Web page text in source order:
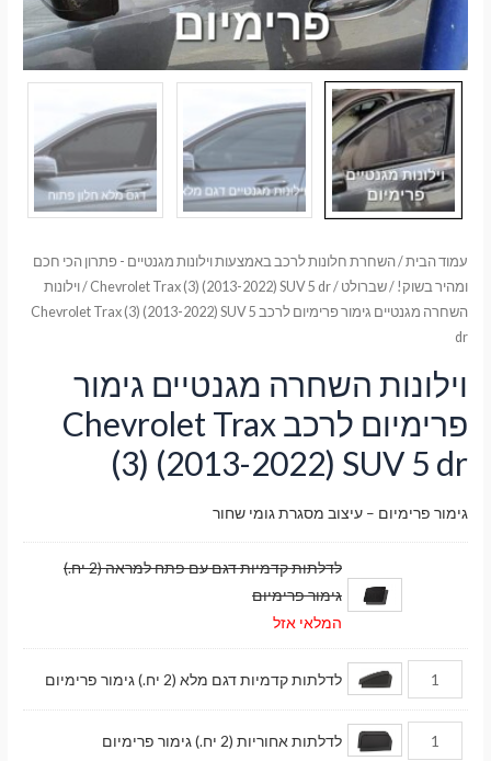
עמוד הבית/השחרת חלונות לרכב באמצעות וילונות מגנטיים - פתרון הכי חכם
ומהיר בשוק! /שברולט /
Chevrolet Trax (3) (2013-2022) SUV 5 dr / וילונות
השחרה מגנטיים גימור פרימיום לרכב Chevrolet Trax (3) (2013-2022) SUV 5
dr
וילונות השחרה מגנטיים גימור
פרימיום לרכב Chevrolet Trax
(3) (2013-2022) SUV 5 dr
גימור פרימיום – עיצוב מסגרת גומי שחור
לדלתות קדמיות דגם עם פתח למראה (2 יח.)
גימור פרימיום
המלאי אזל
לדלתות קדמיות דגם מלא (2 יח.) גימור פרימיום
לדלתות אחוריות (2 יח.) גימור פרימיום